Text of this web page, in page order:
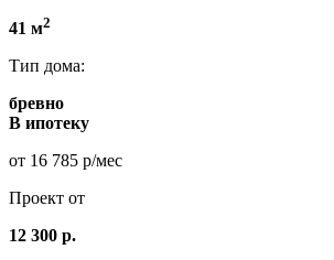
41 м2
Тип дома:
бревно
В ипотеку
от 16 785 р/мес
Проект от
12 300 р.